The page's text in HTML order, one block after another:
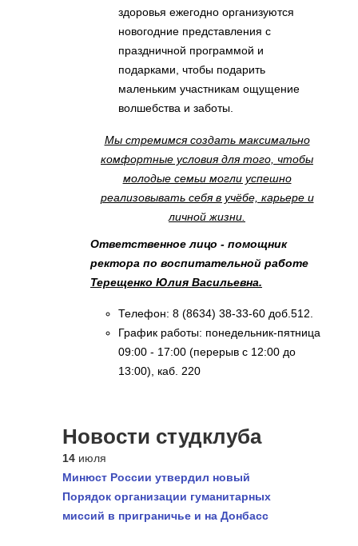
здоровья ежегодно организуются
новогодние представления с
праздничной программой и
подарками, чтобы подарить
маленьким участникам ощущение
волшебства и заботы.
Мы стремимся создать максимально
комфортные условия для того, чтобы
молодые семьи могли успешно
реализовывать себя в учёбе, карьере и
личной жизни.
Ответственное лицо - помощник
ректора по воспитательной работе
Терещенко Юлия Васильевна.
Телефон: 8 (8634) 38-33-60 доб.512.
График работы: понедельник-пятница
09:00 - 17:00 (перерыв с 12:00 до
13:00), каб. 220
Новости студклуба
14 июля
Минюст России утвердил новый
Порядок организации гуманитарных
миссий в приграничье и на Донбасс